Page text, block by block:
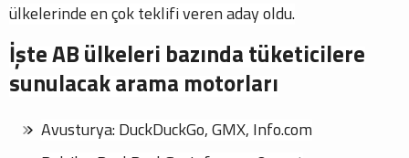
ülkelerinde en çok teklifi veren aday oldu.
İşte AB ülkeleri bazında tüketicilere
sunulacak arama motorları
Avusturya: DuckDuckGo, GMX, Info.com